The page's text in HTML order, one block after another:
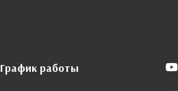
График работы